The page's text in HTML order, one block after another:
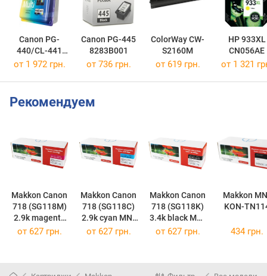
Canon PG-
440/CL-441
MULTI
Canon PG-445
8283B001
ColorWay CW-
S2160M
HP 933XL
CN056AE
от 1 972 грн. от 736 грн. от 619 грн. от 1 321
Рекомендуем
Makkon Canon
718 (SG118M)
2.9k magenta
MN-CAN-
Makkon Canon
718 (SG118C)
2.9k cyan MN-
Makkon Canon
718 (SG118K)
3.4k black MN-
Makkon
KON-
от 627 грн. от 627 грн. от 627 грн. 434 грн.